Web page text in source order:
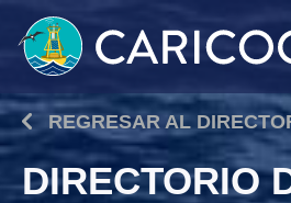
REGRESAR AL
DIRECTORIO